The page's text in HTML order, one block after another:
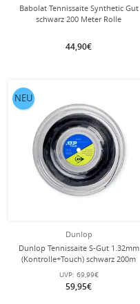
Babolat Tennissaite Synthetic Gut
schwarz 200 Meter Rolle
44,90€
Dunlop
Dunlop Tennissaite S-Gut 1.32mm
(Kontrolle+Touch) schwarz 200m
Rolle
UVP: 69,99€
59,95€
NEU